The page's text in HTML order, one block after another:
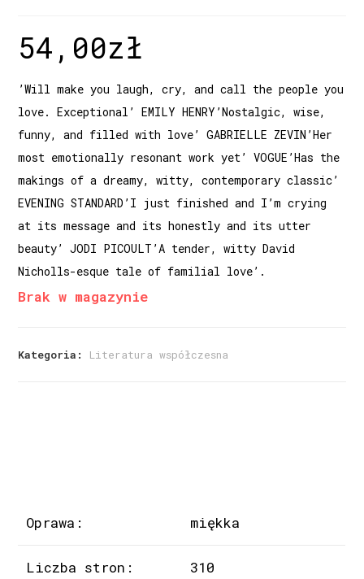
54,00zł
’Will make you laugh, cry, and call the people you
love. Exceptional’ EMILY HENRY’Nostalgic, wise,
funny, and filled with love’ GABRIELLE ZEVIN’Her
most emotionally resonant work yet’ VOGUE’Has the
makings of a dreamy, witty, contemporary classic’
EVENING STANDARD’I just finished and I’m crying
at its message and its honestly and its utter
beauty’ JODI PICOULT’A tender, witty David
Nicholls-esque tale of familial love’.
Brak w magazynie
Kategoria: Literatura współczesna
Oprawa: miękka
Liczba stron: 310